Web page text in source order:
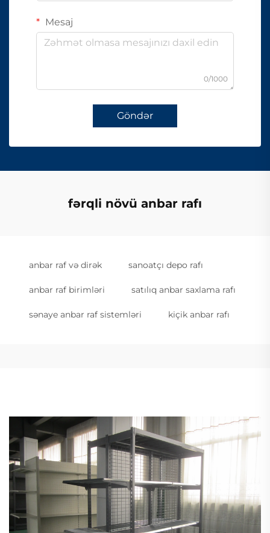
Mesaj
0/1000
Göndər
fərqli növü anbar rafı
anbar raf və dirək sanoatçı depo rafı
anbar raf birimləri satılıq anbar saxlama rafı
sənaye anbar raf sistemləri kiçik anbar rafı